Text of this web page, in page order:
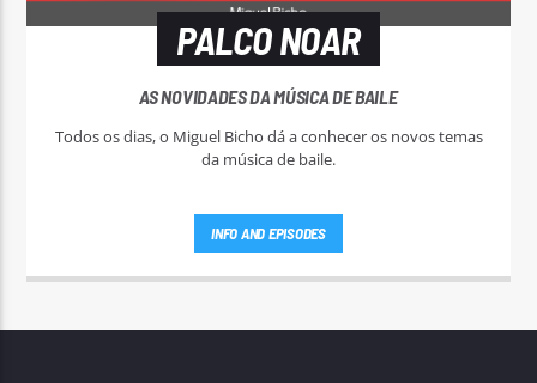
PALCO NOAR
AS NOVIDADES DA MÚSICA DE BAILE
Todos os dias, o Miguel Bicho dá a conhecer os novos temas
da música de baile.
INFO AND EPISODES